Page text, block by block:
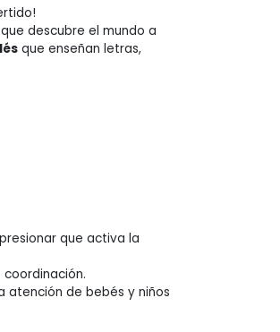
descubre el mundo a
que enseñan letras,
que activa la
atención de bebés y niños